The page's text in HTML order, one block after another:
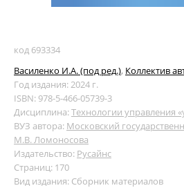
код 693334
Василенко И.А. (под ред.), Коллектив
Год издания: 2024 г.
ISBN: 978-5-466-05739-3
Дисциплина:Технологии управления
ВУЗ автора: Московский
М.В. Ломоносова
Издательство: Русайнс
Страниц: 170
Вид издания: Сборник материалов